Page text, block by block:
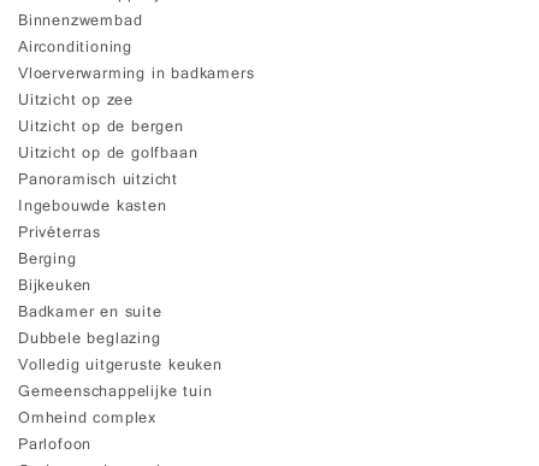
Binnenzwembad
Airconditioning
Vloerverwarming in badkamers
Uitzicht op zee
Uitzicht op de bergen
Uitzicht op de golfbaan
Panoramisch uitzicht
Ingebouwde kasten
Privéterras
Berging
Bijkeuken
Badkamer en suite
Dubbele beglazing
Volledig uitgeruste keuken
Gemeenschappelijke tuin
Omheind complex
Parlofoon